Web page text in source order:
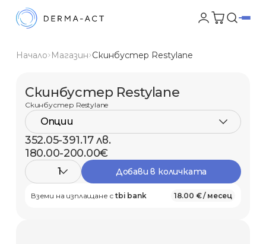
Начало Магазин Скинбустер Restylane
Скинбустер Restylane
Скинбустер Restylane
Опции
352.05-391.17 лв.
180.00-200.00€
1 Добави в количката
Вземи на изплащане сtbi bank 18.00 € / месец